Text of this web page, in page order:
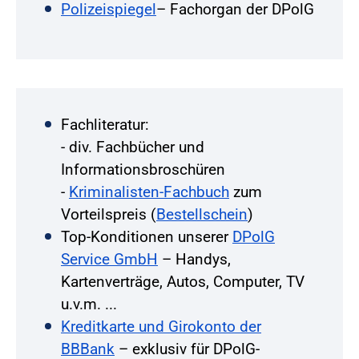
Polizeispiegel– Fachorgan der DPolG
Fachliteratur:
- div. Fachbücher und
Informationsbroschüren
- Kriminalisten-Fachbuch zum
Vorteilspreis (Bestellschein)
Top-Konditionen unserer DPolG
Service GmbH – Handys,
Kartenverträge, Autos, Computer, TV
u.v.m. ...
Kreditkarte und Girokonto der
BBBank – exklusiv für DPolG-